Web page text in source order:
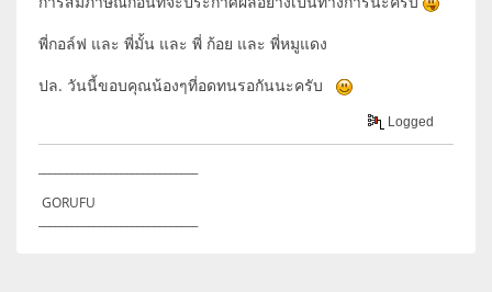
พี่กอล์ฟ และ พี่มั้น และ พี่ ก้อย และ พี่หมูแดง
ปล. วันนี้ขอบคุณน้องๆที่อดทนรอกันนะครับ
Logged
GORUFU